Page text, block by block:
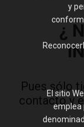
¿
Pues sólo
contacto y
y
El sitio
emplea